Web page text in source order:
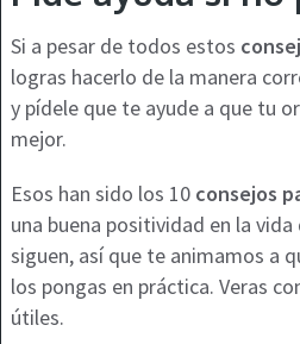
Si a pesar de todos estos
logras hacerlo de la manera
y pídele que te ayude a que tu
mejor.
Esos han sido los 10 consejos
una buena positividad en la
siguen, así que te animamos a
los pongas en práctica. Veras
útiles.